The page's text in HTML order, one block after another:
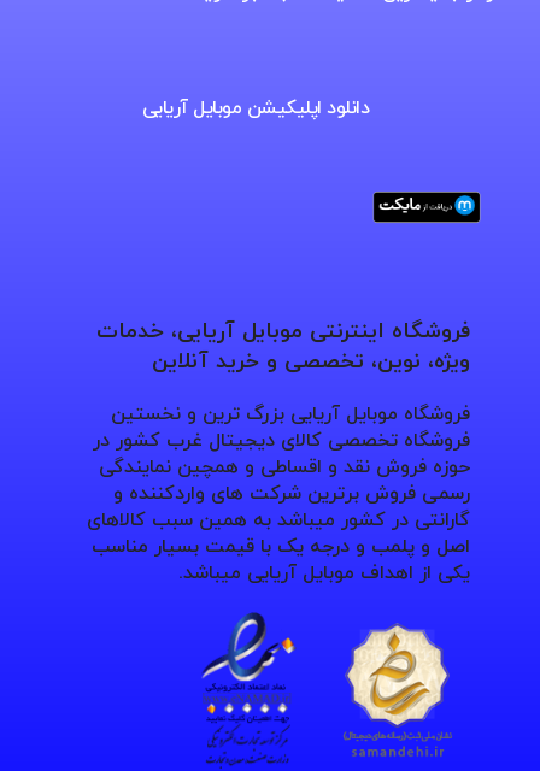
دانلود اپلیکیشن موبایل آریایی
فروشگاه اینترنتی موبایل آریایی، خدمات
ویژه، نوین، تخصصی و خرید آنلاین
فروشگاه موبایل آریایی بزرگ ترین و نخستین
فروشگاه تخصصی کالای دیجیتال غرب کشور در
حوزه فروش نقد و اقساطی و همچین نمایندگی
رسمی فروش برترین شرکت های واردکننده و
گارانتی در کشور میباشد به همین سبب کالاهای
اصل و پلمب و درجه یک با قیمت بسیار مناسب
یکی از اهداف موبایل آریایی میباشد.